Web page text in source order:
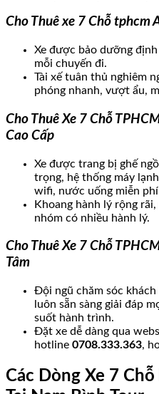
Cho Thuê xe 7 Chỗ tphcm
Xe được bảo dưỡng
mỗi chuyến đi.
Tài xế tuân thủ nghiêm
phóng nhanh, vượt ẩu,
Cho Thuê Xe 7 Chỗ
Cao Cấp
Xe được trang bị ghế
trọng, hệ thống máy
wifi, nước uống miễn
Khoang hành lý rộng
nhóm có nhiều hành lý.
Cho Thuê Xe 7 Chỗ
Tâm
Đội ngũ chăm sóc khách
luôn sẵn sàng giải đáp
suốt hành trình.
Đặt xe dễ dàng qua
hotline 0708.333.363,
Các Dòng Xe 7